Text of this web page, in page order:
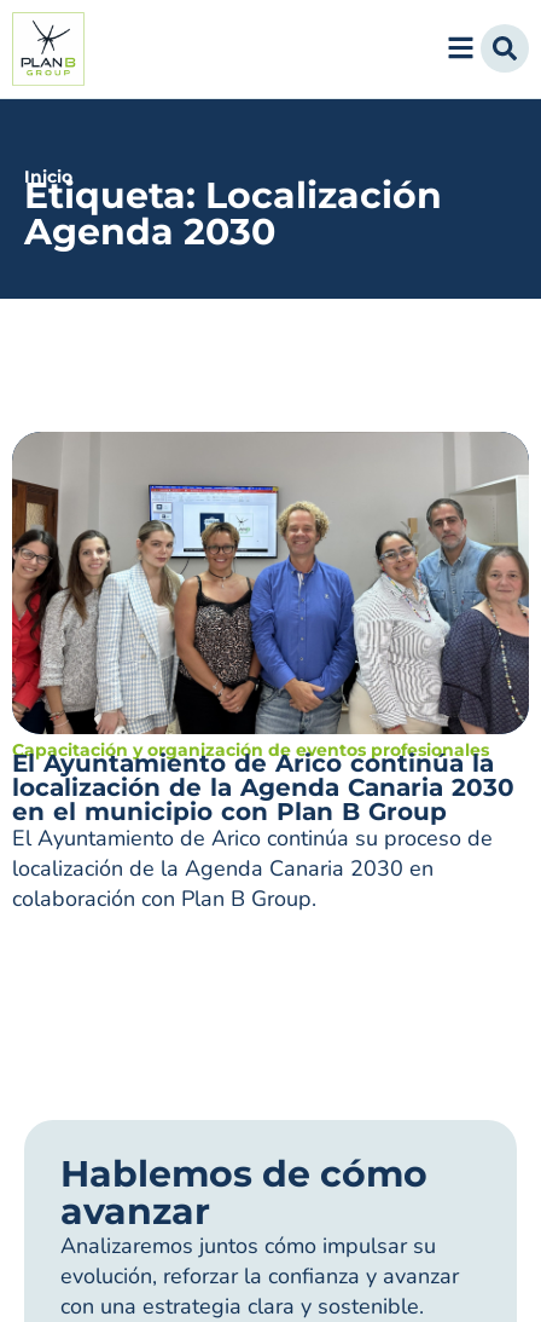
Inicio
Etiqueta: Localización
Agenda 2030
Capacitación y organización de eventos profesionales
El Ayuntamiento de Arico continúa la
localización de la Agenda Canaria 2030
en el municipio con Plan B Group
El Ayuntamiento de Arico continúa su proceso de
localización de la Agenda Canaria 2030 en
colaboración con Plan B Group.
Hablemos de cómo
avanzar
Analizaremos juntos cómo impulsar su
evolución, reforzar la confianza y avanzar
con una estrategia clara y sostenible.